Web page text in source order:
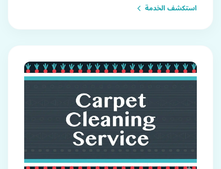
استكشف الخدمة